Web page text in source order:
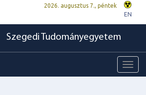
2026. augusztus 7., péntek
EN
Szegedi Tudományegyetem